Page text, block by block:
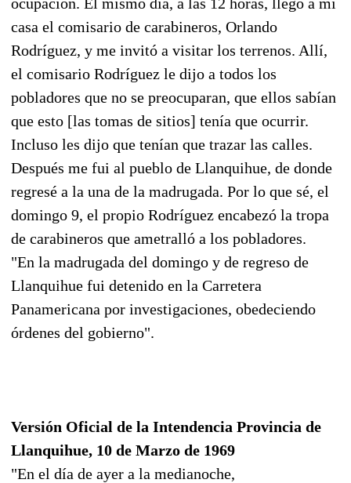
casa el comisario de carabineros, Orlando
Rodríguez, y me invitó a visitar los terrenos. Allí,
el comisario Rodríguez le dijo a todos los
pobladores que no se preocuparan, que ellos sabían
que esto [las tomas de sitios] tenía que ocurrir.
Incluso les dijo que tenían que trazar las calles.
Después me fui al pueblo de Llanquihue, de donde
regresé a la una de la madrugada. Por lo que sé, el
domingo 9, el propio Rodríguez encabezó la tropa
de carabineros que ametralló a los pobladores.
"En la madrugada del domingo y de regreso de
Llanquihue fui detenido en la Carretera
Panamericana por investigaciones, obedeciendo
órdenes del gobierno".
Versión Oficial de la Intendencia Provincia de
Llanquihue, 10 de Marzo de 1969
"En el día de ayer a la medianoche,